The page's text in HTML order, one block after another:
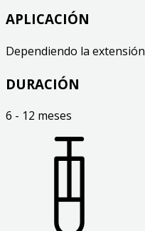
APLICACIÓN
Dependiendo la extensión
DURACIÓN
6 - 12 meses